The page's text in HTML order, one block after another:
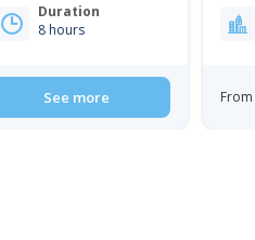
Duration
8 hours
See more From